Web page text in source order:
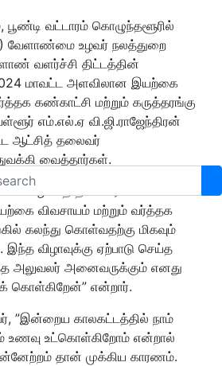
பூண்டி வட்டாரம் கொழுந்தளூரில்
வேளாண்மை உழவர் நலத்துறை
வளர்ச்சி திட்டத்தின்
மாவட்ட அளவிலான இயற்கை
கண்காட்சி மற்றும் கருத்தரங்கு
எம்.எல்.ஏ வி.ஜி.ராஜேந்திரன்
ஆட்சித் தலைவர்
துவக்கி வைத்தார்கள்.
ஆட்சித் தலைவர்
விவசாயம் மற்றும் வர்த்தக
கலந்து கொள்வதற்கு மிகவும்
இந்த விழாவுக்கு ஏற்பாடு செய்த
அலுவலர் அனைவருக்கும் எனது
கொள்கிறேன்” என்றார்.
”இன்றைய காலகட்டத்தில் நாம்
உணவு உட்கொள்கிறோம் என்றால்
தான் முக்கிய காரணம்.